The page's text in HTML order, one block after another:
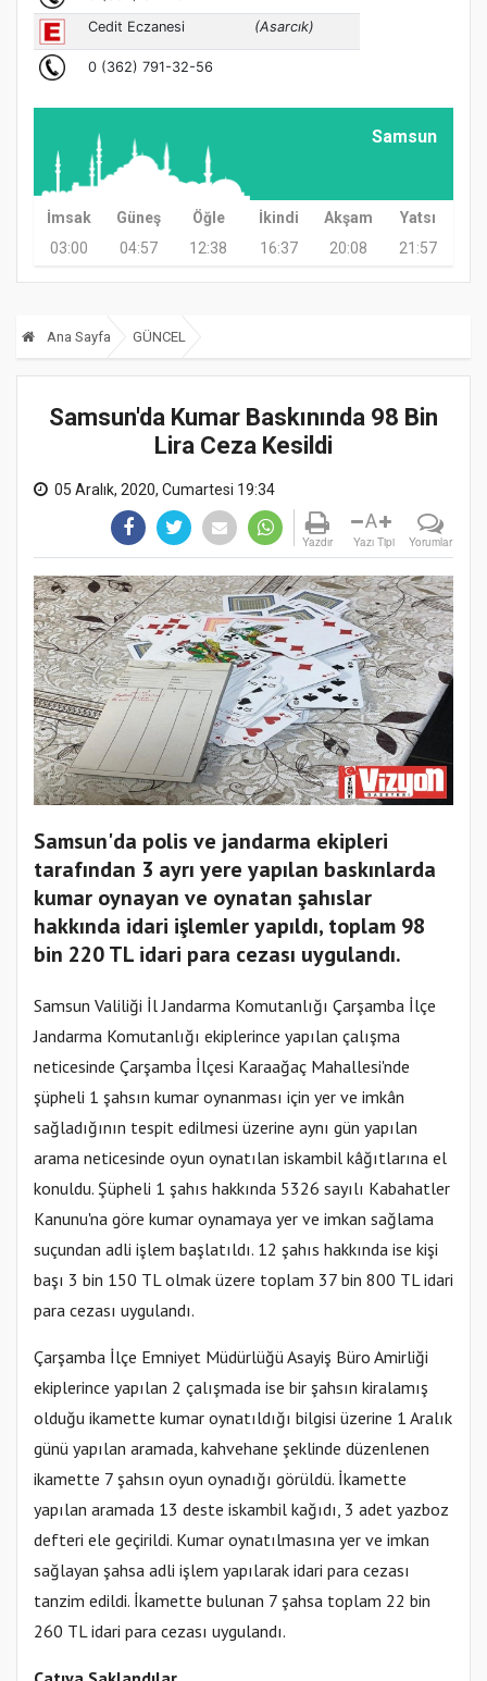
Samsun
İmsak Güneş Öğle İkindi Akşam
Yatsı
03:00
04:57 12:38 16:37 20:08 21:57
Ana Sayfa GÜNCEL
Samsun'da Kumar Baskınında 98 Bin
Lira Ceza Kesildi
05 Aralık, 2020, Cumartesi 19:34
Yazdır
A
Yazı Tipi Yorumlar
Samsun'da polis ve jandarma ekipleri
tarafından 3 ayrı yere yapılan baskınlarda
kumar oynayan ve oynatan şahıslar
hakkında idari işlemler yapıldı, toplam 98
bin 220 TL idari para cezası uygulandı.
Samsun Valiliği İl Jandarma Komutanlığı Çarşamba İlçe
Jandarma Komutanlığı ekiplerince yapılan çalışma
neticesinde Çarşamba İlçesi Karaağaç Mahallesi'nde
şüpheli 1 şahsın kumar oynanması için yer ve imkân
sağladığının tespit edilmesi üzerine aynı gün yapılan
arama neticesinde oyun oynatılan iskambil kâğıtlarına el
konuldu. Şüpheli 1 şahıs hakkında 5326 sayılı Kabahatler
Kanunu'na göre kumar oynamaya yer ve imkan sağlama
suçundan adli işlem başlatıldı. 12 şahıs hakkında ise kişi
başı 3 bin 150 TL olmak üzere toplam 37 bin 800 TL idari
para cezası uygulandı.
Çarşamba İlçe Emniyet Müdürlüğü Asayiş Büro Amirliği
ekiplerince yapılan 2 çalışmada ise bir şahsın kiralamış
olduğu ikamette kumar oynatıldığı bilgisi üzerine 1 Aralık
günü yapılan aramada, kahvehane şeklinde düzenlenen
ikamette 7 şahsın oyun oynadığı görüldü. İkamette
yapılan aramada 13 deste iskambil kağıdı, 3 adet yazboz
defteri ele geçirildi. Kumar oynatılmasına yer ve imkan
sağlayan şahsa adli işlem yapılarak idari para cezası
tanzim edildi. İkamette bulunan 7 şahsa toplam 22 bin
260 TL idari para cezası uygulandı.